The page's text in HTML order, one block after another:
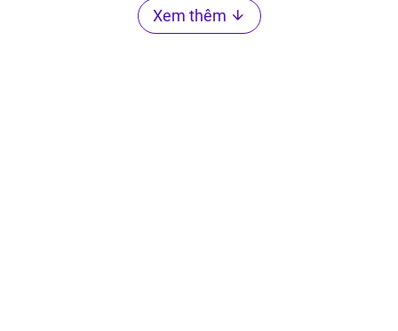
Xem thêm